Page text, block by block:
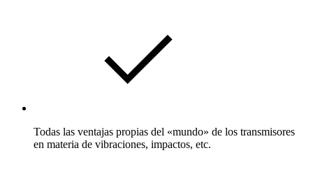
Todas las ventajas propias del «mundo» de los transmisores
en materia de vibraciones, impactos, etc.